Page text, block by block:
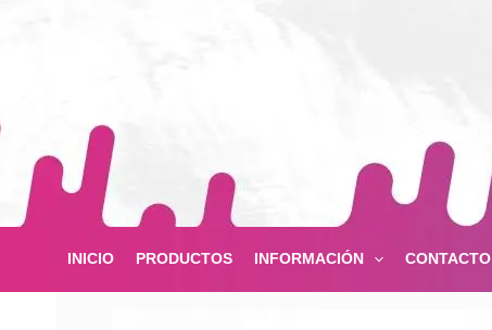
INICIO PRODUCTOS INFORMACIÓN CONTACTO